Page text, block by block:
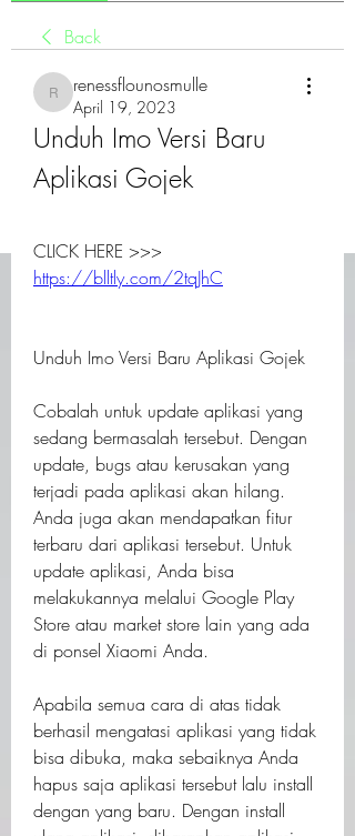
Back
renessflounosmulle
renessflounosmulle
April 19, 2023
Unduh Imo Versi Baru
Aplikasi Gojek
https://blltly.com/2tqJhC
Unduh Imo Versi Baru Aplikasi Gojek
Cobalah untuk update aplikasi yang
sedang bermasalah tersebut. Dengan
update, bugs atau kerusakan yang
terjadi pada aplikasi akan hilang.
Anda juga akan mendapatkan fitur
terbaru dari aplikasi tersebut. Untuk
update aplikasi, Anda bisa
melakukannya melalui Google Play
Store atau market store lain yang ada
di ponsel Xiaomi Anda.
Apabila semua cara di atas tidak
berhasil mengatasi aplikasi yang tidak
bisa dibuka, maka sebaiknya Anda
hapus saja aplikasi tersebut lalu install
dengan yang baru. Dengan install